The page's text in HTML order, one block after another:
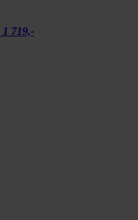
1 719,-